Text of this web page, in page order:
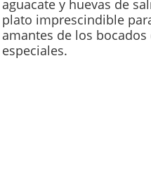
aguacate y huevas de
plato imprescindible
amantes de los
especiales.